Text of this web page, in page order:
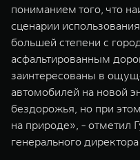
пониманием того, что
сценарии
большей степени с
асфальтированным
заинтересованы в
автомобилей на новой
бездорожья, но при
на природе», - отметил
генерального